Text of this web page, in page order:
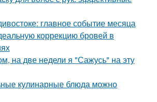
главное событие месяца
коррекцию бровей в
на две недели я "Сажусь" на эту
кулинарные блюда можно